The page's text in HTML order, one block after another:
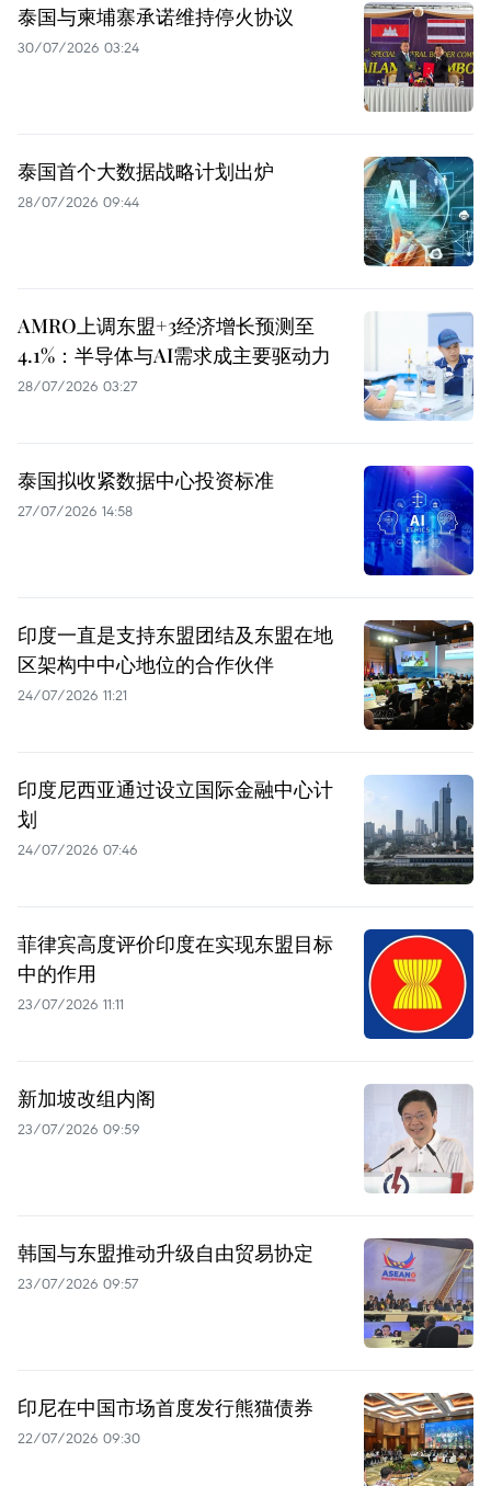
泰国与柬埔寨承诺维持停火协议
30/07/2026 03:24
泰国首个大数据战略计划出炉
28/07/2026 09:44
AMRO上调东盟+3经济增长预测至
4.1%：半导体与AI需求成主要驱动力
28/07/2026 03:27
泰国拟收紧数据中心投资标准
27/07/2026 14:58
印度一直是支持东盟团结及东盟在地
区架构中中心地位的合作伙伴
24/07/2026 11:21
印度尼西亚通过设立国际金融中心计
划
24/07/2026 07:46
菲律宾高度评价印度在实现东盟目标
中的作用
23/07/2026 11:11
新加坡改组内阁
23/07/2026 09:59
韩国与东盟推动升级自由贸易协定
23/07/2026 09:57
印尼在中国市场首度发行熊猫债券
22/07/2026 09:30